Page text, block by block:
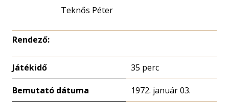
Teknős Péter
Rendező:
Játékidő 35 perc
Bemutató dátuma 1972. január 03.